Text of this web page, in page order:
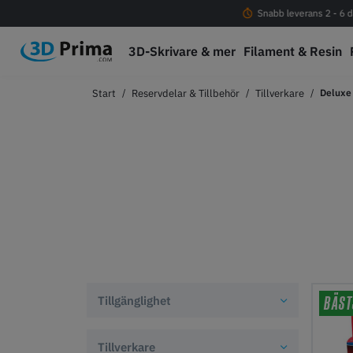
Snabb leverans 2 - 6
3D-Skrivare & mer Filament & Resin
Reservdelar & Tillbehör Tillverkare
Tillgänglighet
Tillverkare